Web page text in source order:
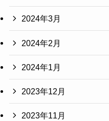
2024年3月
2024年2月
2024年1月
2023年12月
2023年11月